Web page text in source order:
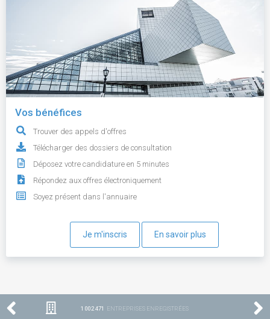
Vos bénéfices
Trouver des appels d'offres
Télécharger des dossiers de consultation
Déposez votre candidature en 5 minutes
Répondez aux offres électroniquement
Soyez présent dans l'annuaire
Je m'inscris En savoir plus
1 002 471 ENTREPRISES ENREGISTRÉES